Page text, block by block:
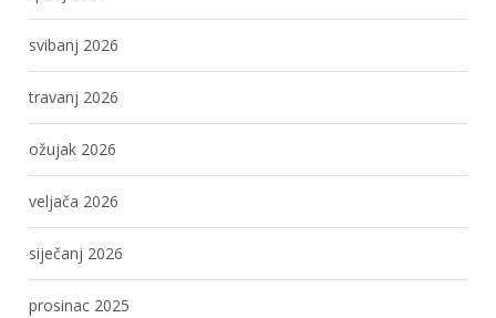
svibanj 2026
travanj 2026
ožujak 2026
veljača 2026
siječanj 2026
prosinac 2025